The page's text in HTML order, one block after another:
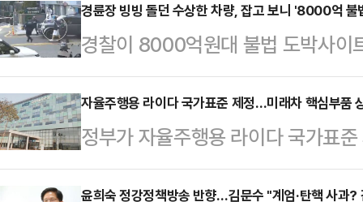
지지층의 여론을 의식하며 윤 전 대
국민의힘이 이를 계기로 전략을 새
따르면 '찬탄(탄핵 찬성)파' 안철수
명으로 압축하는 1차 컷오프를 통
2차 경선 진출자로 가장 유력하게
강에 진…
경륜장 빙빙 돌던 수상한 차량, 잡고 보니 '8000억 불
경찰이 8000억원대 불법 도박사이
추격전 끝에 붙잡았다.25일 경찰에
23일 서울 관악구 신림역 일대에
했다.경찰은 A씨가 몰던 차량이 경
상하게 여겨 조회한 결과 수배 차량
자율주행용 라이다 국가표준 제정…미래차 핵심부품
정부가 자율주행용 라이다 국가표
뒷받침한다.국가기술표준원은 자
윤희숙 정강정책방송 반향…김문수 "계엄·탄핵 사과